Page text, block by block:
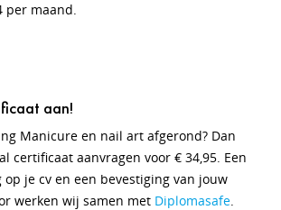
per maand.
aan!
Manicure en nail art afgerond? Dan
certificaat aanvragen voor € 34,95. Een
je cv en een bevestiging van jouw
werken wij samen met Diplomasafe.